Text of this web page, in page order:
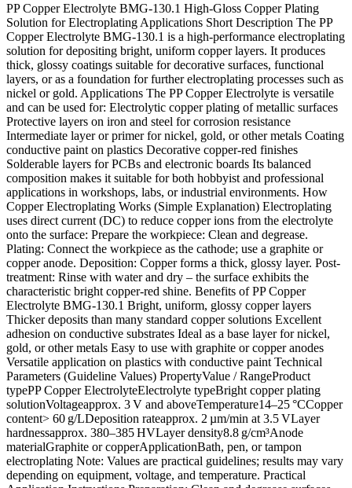
PP Copper Electrolyte BMG‑130.1 High-Gloss Copper Plating
Solution for Electroplating Applications Short Description The PP
Copper Electrolyte BMG‑130.1 is a high-performance electroplating
solution for depositing bright, uniform copper layers. It produces
thick, glossy coatings suitable for decorative surfaces, functional
layers, or as a foundation for further electroplating processes such as
nickel or gold. Applications The PP Copper Electrolyte is versatile
and can be used for: Electrolytic copper plating of metallic surfaces
Protective layers on iron and steel for corrosion resistance
Intermediate layer or primer for nickel, gold, or other metals Coating
conductive paint on plastics Decorative copper-red finishes
Solderable layers for PCBs and electronic boards Its balanced
composition makes it suitable for both hobbyist and professional
applications in workshops, labs, or industrial environments. How
Copper Electroplating Works (Simple Explanation) Electroplating
uses direct current (DC) to reduce copper ions from the electrolyte
onto the surface: Prepare the workpiece: Clean and degrease.
Plating: Connect the workpiece as the cathode; use a graphite or
copper anode. Deposition: Copper forms a thick, glossy layer. Post-
treatment: Rinse with water and dry – the surface exhibits the
characteristic bright copper-red shine. Benefits of PP Copper
Electrolyte BMG‑130.1 Bright, uniform, glossy copper layers
Thicker deposits than many standard copper solutions Excellent
adhesion on conductive substrates Ideal as a base layer for nickel,
gold, or other metals Easy to use with graphite or copper anodes
Versatile application on plastics with conductive paint Technical
Parameters (Guideline Values) PropertyValue / RangeProduct
typePP Copper ElectrolyteElectrolyte typeBright copper plating
solutionVoltageapprox. 3 V and aboveTemperature14–25 °CCopper
content> 60 g/LDeposition rateapprox. 2 µm/min at 3.5 VLayer
hardnessapprox. 380–385 HVLayer density8.8 g/cm³Anode
materialGraphite or copperApplicationBath, pen, or tampon
electroplating Note: Values are practical guidelines; results may vary
depending on equipment, voltage, and temperature. Practical